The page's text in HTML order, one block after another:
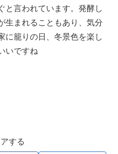
と言われています。発酵し
生まれることもあり、気分
に籠りの日、冬景色を楽し
いですね
する